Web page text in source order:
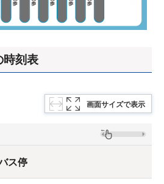
時刻表
画面サイズで表示
ス停